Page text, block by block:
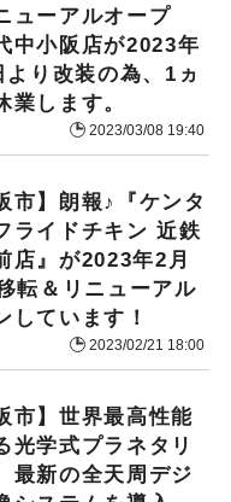
ューアルオープ
中小阪店が2023年
より改装の為、1ヵ
業します。
2023/03/08 19:40
市】朗報♪『ケンタ
ライドチキン 近鉄
店』が2023年2月
転＆リニューアル
しています！
2023/02/21 18:00
市】世界最高性能
光学式プラネタリ
最新の全天周デジ